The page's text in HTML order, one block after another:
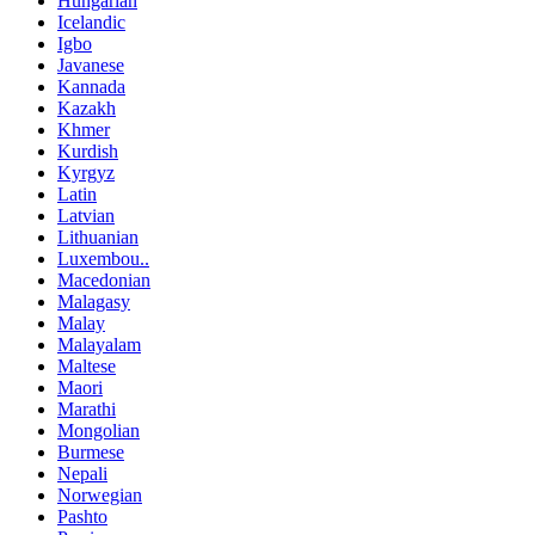
Icelandic
Igbo
Javanese
Kannada
Kazakh
Khmer
Kurdish
Kyrgyz
Latin
Latvian
Lithuanian
Luxembou..
Macedonian
Malagasy
Malay
Malayalam
Maltese
Maori
Marathi
Mongolian
Burmese
Nepali
Norwegian
Pashto